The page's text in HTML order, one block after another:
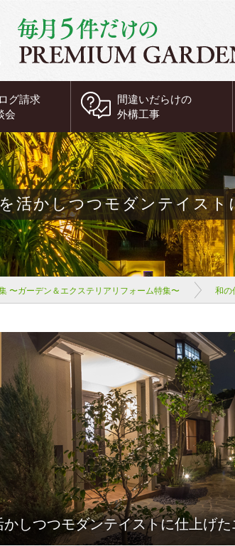
グ請求
会
間違いだらけの
外構工事
活かしつつモダンテイス
〜ガーデン＆エクステリアリフォーム特集〜 和の
しつつモダンテイストに仕上げ